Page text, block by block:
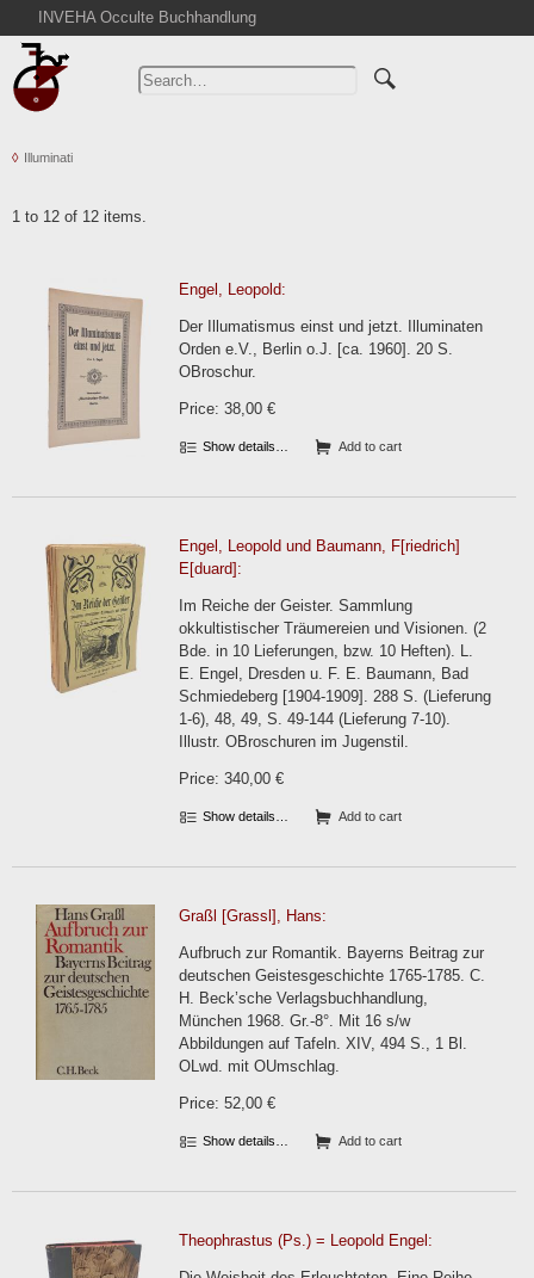
INVEHA Occulte Buchhandlung
Home
Advanced Search
Cart
Contact
Withdrawal
Privacy Policy
Imprint
Illuminati
1 to 12 of 12 items.
Engel, Leopold:
Der Illumatismus einst und jetzt. Illuminaten
Orden e.V., Berlin o.J. [ca. 1960]. 20 S.
OBroschur.
Price: 38,00 €
Show details… Add to cart
Engel, Leopold und Baumann, F[riedrich]
E[duard]:
Im Reiche der Geister. Sammlung
okkultistischer Träumereien und Visionen. (2
Bde. in 10 Lieferungen, bzw. 10 Heften). L.
E. Engel, Dresden u. F. E. Baumann, Bad
Schmiedeberg [1904-1909]. 288 S. (Lieferung
1-6), 48, 49, S. 49-144 (Lieferung 7-10).
Illustr. OBroschuren im Jugenstil.
Price: 340,00 €
Show details… Add to cart
Graßl [Grassl], Hans:
Aufbruch zur Romantik. Bayerns Beitrag zur
deutschen Geistesgeschichte 1765-1785. C.
H. Beck’sche Verlagsbuchhandlung,
München 1968. Gr.-8°. Mit 16 s/w
Abbildungen auf Tafeln. XIV, 494 S., 1 Bl.
OLwd. mit OUmschlag.
Price: 52,00 €
Show details… Add to cart
Theophrastus (Ps.) = Leopold Engel: